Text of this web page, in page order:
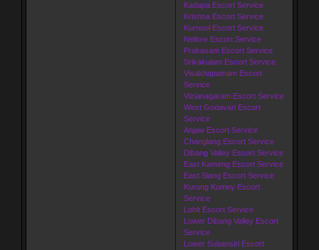
Kadapa Escort Service
Krishna Escort Service
Kurnool Escort Service
Nellore Escort Service
Prakasam Escort Service
Srikakulam Escort Service
Visakhapatnam Escort
Service
Vizianagaram Escort Service
West Godavari Escort
Service
Anjaw Escort Service
Changlang Escort Service
Dibang Valley Escort Service
East Kameng Escort Service
East Siang Escort Service
Kurung Kumey Escort
Service
Lohit Escort Service
Lower Dibang Valley Escort
Service
Lower Subansiri Escort